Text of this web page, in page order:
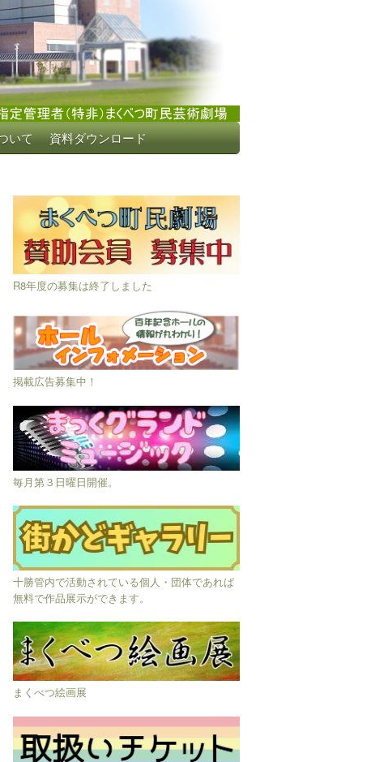
いて 資料ダウンロード
R8年度の募集は終了しました
掲載広告募集中！
毎月第３日曜日開催。
十勝管内で活動されている個人・団体であれば
無料で作品展示ができます。
まくべつ絵画展